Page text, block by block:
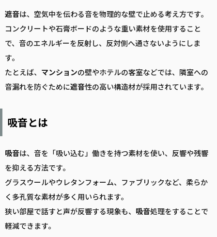
遮音は、空気中を伝わる音を物理的な壁で止める考え方です。
コンクリートや石膏ボードのような重い素材を使用すること
で、音のエネルギーを反射し、反対側へ通さないようにしま
す。
たとえば、 マンションの壁やホテルの客室などでは、隣室への
音漏れを防ぐために遮音性の高い構造材が採用されています。
吸音とは
吸音は、音を「吸い込む」働きを持つ素材を使い、反響や残響
を抑える方法です。
グラスウールやウレタンフォーム、ファブリックなど、柔らか
く多孔質な素材が多く用いられます。
狭い部屋で話すと声が反響する現象も、 吸音処理をすることで
軽減できます。